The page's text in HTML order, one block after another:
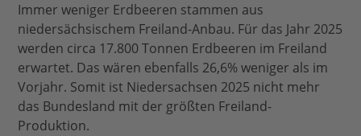
Immer weniger Erdbeeren stammen aus
niedersächsischem Freiland-Anbau. Für das Jahr 2025
werden circa 17.800 Tonnen Erdbeeren im Freiland
erwartet. Das wären ebenfalls 26,6% weniger als im
Vorjahr. Somit ist Niedersachsen 2025 nicht mehr
das Bundesland mit der größten Freiland-
Produktion.